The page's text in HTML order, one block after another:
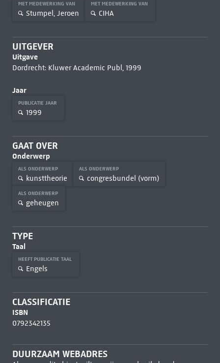
MET MEDEWERKING VAN
Stumpel, Jeroen
MET MEDEWERKING VAN
CIHA
UITGEVER
Uitgave
Dordrecht: Kluwer Academic Publ, 1999
Jaar
PUBLICATIE JAAR
1999
GAAT OVER
Onderwerp
ALS ONDERWERP
kunsttheorie
ALS ONDERWERP
congresbundel (vorm)
ALS ONDERWERP
geheugen
TYPE
Taal
HEEFT PUBLICATIE TAAL
Engels
CLASSIFICATIE
ISBN
0792342135
DUURZAAM WEBADRES